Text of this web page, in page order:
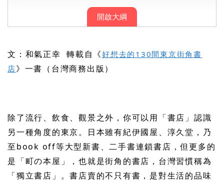
開啟大綱
文：和氣正幸 轉載自《好想去的130間東京街角書
店》一書（台灣商務出版）
除了流行、飲食、觀景之外，你可以用「書店」認識
另一種角度的東京。日本雖有紀伊國屋、淳久堂，乃
至book off等大型新書、二手書連鎖書店，但更多的
是「町の本屋」，也就是街角的書店，台灣習慣稱為
「獨立書店」。書店賣的不只有書，是對生活的品味